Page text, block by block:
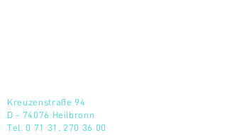
Kreuzenstraße 94
D - 74076 Heilbronn​
Tel. 0 71 31. 270 36 00